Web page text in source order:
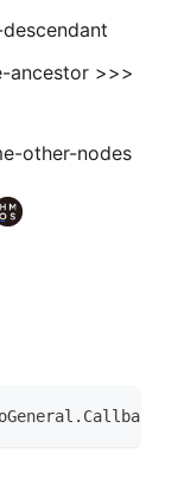
ancestor >>>
other-nodes
.